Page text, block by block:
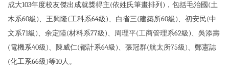
成大103年度校友傑出成就獎得主(依姓氏筆畫排列)，包括毛治國(土
木系60級)、王興隆(工科系64級)、白省三(建築所60級)、初安民(中
文系71級)、余定陸(材料系77級)、周理平(工商管理系62級)、吳添壽
(電機系40級)、陳威仁(都計系64級)、張冠群(航太所75級)、鄭憲誌
(化工系66級)等10人。